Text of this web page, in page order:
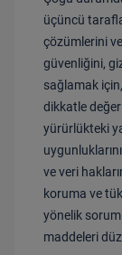
üçüncü
çözümlerini
güvenliğini,
sağlamak
dikkatle
yürürlükteki
ve veri
koruma ve
yönelik
maddeleri